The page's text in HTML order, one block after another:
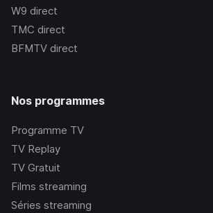
W9 direct
TMC direct
BFMTV direct
Nos programmes
Programme TV
TV Replay
TV Gratuit
Films streaming
Séries streaming